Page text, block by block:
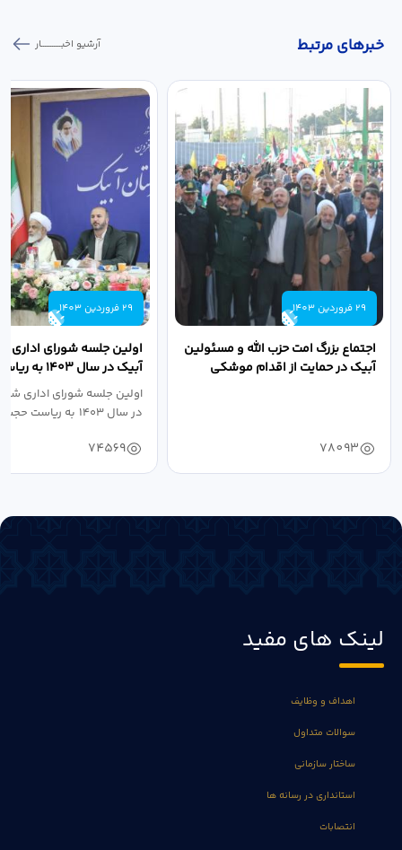
خبر‌های مرتبط آرشیو اخبـــــــــــار
29 فروردین 1403
اجتماع بزرگ امت حزب الله و مسئولین
آبیک در حمایت از اقدام موشکی
78093
29 فروردین 1403
اولین جلسه شورای اداری
آبیک در سال
اله مددخانی...
اولین جلسه شورای اداری
در سال ۱۴۰۳ به ریاست حجت اله...
74569
لینک های مفید
اهداف و وظایف
سوالات متداول
ساختار سازمانی
استانداری در رسانه ها
انتصابات